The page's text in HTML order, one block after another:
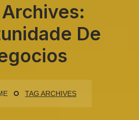
De
TAG ARCHIVES